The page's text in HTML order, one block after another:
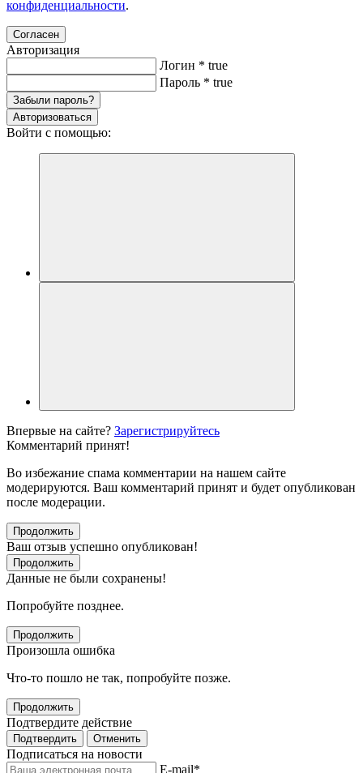
конфиденциальности.
Согласен
Авторизация
Логин * true
Пароль * true
Забыли пароль?
Авторизоваться
Войти с помощью:
Впервые на сайте? Зарегистрируйтесь
Комментарий принят!
Во избежание спама комментарии на нашем сайте
модерируются. Ваш комментарий принят и будет опубликован
после модерации.
Продолжить
Ваш отзыв успешно опубликован!
Продолжить
Данные не были сохранены!
Попробуйте позднее.
Продолжить
Произошла ошибка
Что-то пошло не так, попробуйте позже.
Продолжить
Подтвердите действие
Подтвердить Отменить
Подписаться на новости
E-mail*